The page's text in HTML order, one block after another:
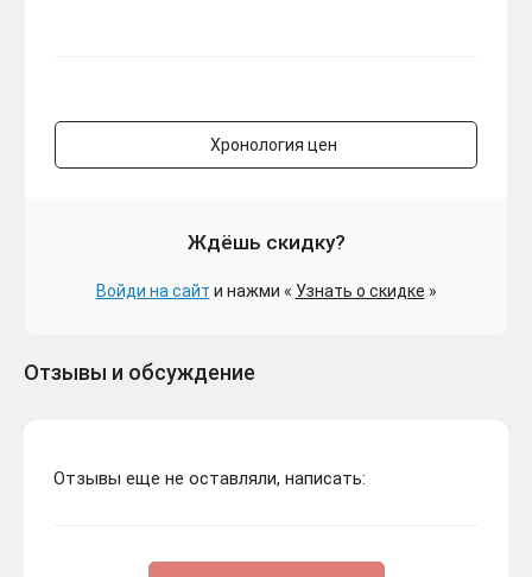
Хронология цен
Ждёшь скидку?
Войди на сайт и нажми « Узнать о скидке »
Отзывы и обсуждение
Отзывы еще не оставляли, написать: